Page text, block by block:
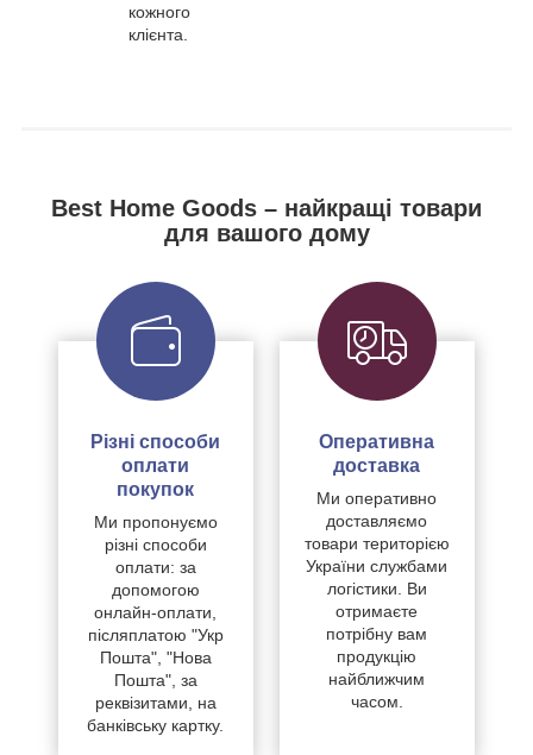
кожного
клієнта.
Best Home Goods – найкращі товари
для вашого дому
Різні способи
оплати
покупок
Ми пропонуємо
різні способи
оплати: за
допомогою
онлайн-оплати,
післяплатою "Укр
Пошта", "Нова
Пошта", за
реквізитами, на
банківську картку.
Оперативна
доставка
Ми оперативно
доставляємо
товари територією
України службами
логістики. Ви
отримаєте
потрібну вам
продукцію
найближчим
часом.